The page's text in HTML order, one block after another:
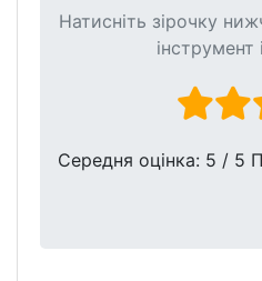
Натисніть зірочку
інструмент
Середня оцінка: 5 / 5